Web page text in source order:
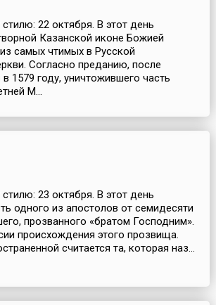
22 октября. В этот день
Казанской иконе Божией
самых чтимых в Русской
Согласно преданию, после
1579 году, уничтожившего часть
М...
23 октября. В этот день
одного из апостолов от семидесяти
прозванного «братом Господним».
происхождения этого прозвища.
считается та, которая наз...